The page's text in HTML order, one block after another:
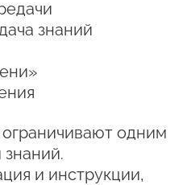
знаний
одним
и инструкции,